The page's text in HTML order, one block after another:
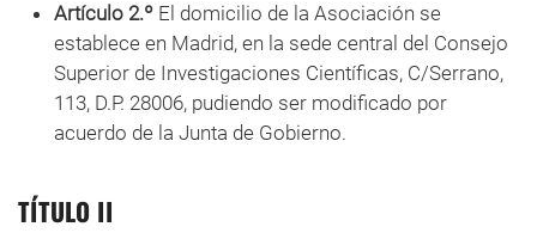
Artículo 2.º El domicilio de la Asociación se
establece en Madrid, en la sede central del Consejo
Superior de Investigaciones Científicas, C/Serrano,
113, D.P. 28006, pudiendo ser modificado por
acuerdo de la Junta de Gobierno.
TÍTULO II